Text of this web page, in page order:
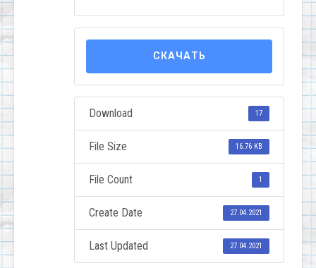
СКАЧАТЬ
Download 17
File Size 16.76 KB
File Count 1
Create Date 27.04.2021
Last Updated 27.04.2021